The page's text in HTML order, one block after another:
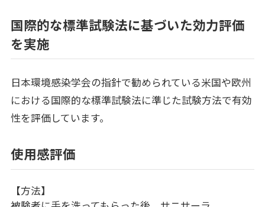
国際的な標準試験法に基づいた効力評価
を実施
日本環境感染学会の指針で勧められている米国や欧州
における国際的な標準試験法に準じた試験方法で有効
性を評価しています。
使用感評価
【方法】